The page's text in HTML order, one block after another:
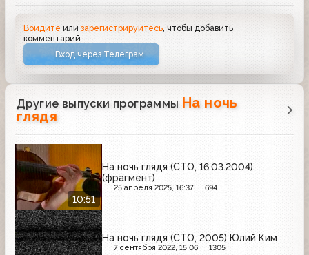
Войдите илизарегистрируйтесь , чтобы добавить
комментарий
Вход через Телеграм
Другие выпуски программы На ночь
глядя
10:51
На ночь глядя (СТО, 16.03.2004)
(фрагмент)
25 апреля 2025, 16:37 694
На ночь глядя (СТО, 2005) Юлий Ким
7 сентября 2022, 15:06 1305